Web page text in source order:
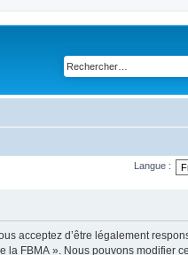
Langue :
acceptez d’être légalement
la FBMA ». Nous pouvons modifier